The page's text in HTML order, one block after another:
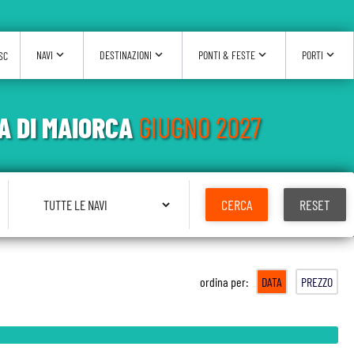
ordina per: DATA PREZZO
DI MAIORCAGIUGNO 2027
CERCA RESET
NAVI expand_more DESTINAZIONI expand_more PONTI & FESTE expand_more PORTI expand_more